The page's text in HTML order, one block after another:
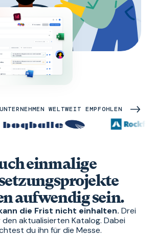
WELTWEIT EMPFOHLEN
einmalige
aufwendig sein.
die Frist nicht einhalten. Drei
aktualisierten Katalog. Dabei
du ihn für die Messe.